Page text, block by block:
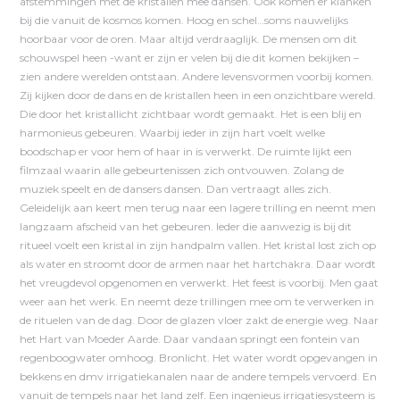
bij die vanuit de kosmos komen. Hoog en schel…soms nauwelijks
hoorbaar voor de oren. Maar altijd verdraaglijk. De mensen om dit
schouwspel heen -want er zijn er velen bij die dit komen bekijken –
zien andere werelden ontstaan. Andere levensvormen voorbij komen.
Zij kijken door de dans en de kristallen heen in een onzichtbare wereld.
Die door het kristallicht zichtbaar wordt gemaakt. Het is een blij en
harmonieus gebeuren. Waarbij ieder in zijn hart voelt welke
boodschap er voor hem of haar in is verwerkt. De ruimte lijkt een
filmzaal waarin alle gebeurtenissen zich ontvouwen. Zolang de
muziek speelt en de dansers dansen. Dan vertraagt alles zich.
Geleidelijk aan keert men terug naar een lagere trilling en neemt men
langzaam afscheid van het gebeuren. Ieder die aanwezig is bij dit
ritueel voelt een kristal in zijn handpalm vallen. Het kristal lost zich op
als water en stroomt door de armen naar het hartchakra. Daar wordt
het vreugdevol opgenomen en verwerkt. Het feest is voorbij. Men gaat
weer aan het werk. En neemt deze trillingen mee om te verwerken in
de rituelen van de dag. Door de glazen vloer zakt de energie weg. Naar
het Hart van Moeder Aarde. Daar vandaan springt een fontein van
regenboogwater omhoog. Bronlicht. Het water wordt opgevangen in
bekkens en dmv irrigatiekanalen naar de andere tempels vervoerd. En
vanuit de tempels naar het land zelf. Een ingenieus irrigatiesysteem is